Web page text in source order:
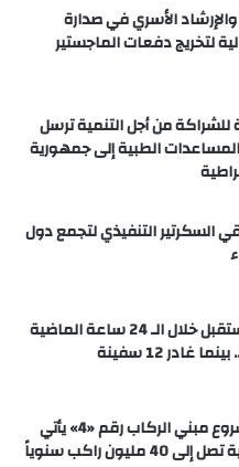
الأسري في صدارة
لتخريج دفعات الماجستير
للشراكة من أجل التنمية ترسل
الطبية إلى جمهورية
السكرتير التنفيذي لتجمع دول
ميناء_دمياط استقبل خلال الـ 24 ساعة الماضية
وزير الطيران: مشروع مبني الركاب رقم «4» يأتي
راكب سنوياً